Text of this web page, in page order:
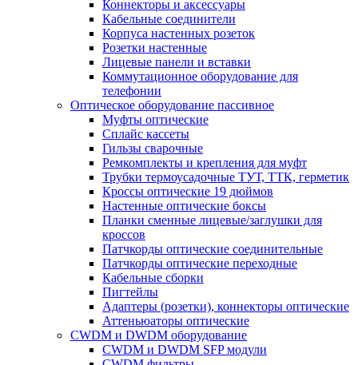
Коннекторы и аксессуары
Кабельные соединители
Корпуса настенных розеток
Розетки настенные
Лицевые панели и вставки
Коммутационное оборудование для
телефонии
Оптическое оборудование пассивное
Муфты оптические
Сплайс кассеты
Гильзы сварочные
Ремкомплекты и крепления для муфт
Трубки термоусадочные ТУТ, ТТК, герметик
Кроссы оптические 19 дюймов
Настенные оптические боксы
Планки сменные лицевые/заглушки для
кроссов
Патчкорды оптические соединительные
Патчкорды оптические переходные
Кабельные сборки
Пигтейлы
Адаптеры (розетки), коннекторы оптические
Аттеньюаторы оптические
CWDM и DWDM оборудование
CWDM и DWDM SFP модули